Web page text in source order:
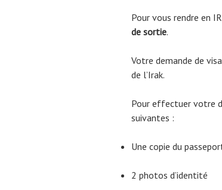
Pour vous rendre en
de sortie.
Votre demande de
de l’Irak.
Pour effectuer votre
suivantes :
Une copie du
2 photos d’identité